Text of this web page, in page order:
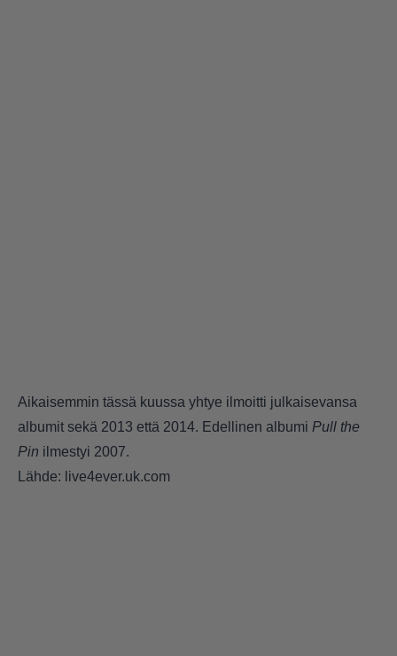
Aikaisemmin tässä kuussa yhtye ilmoitti julkaisevansa
albumit sekä 2013 että 2014. Edellinen albumi Pull the
Pin ilmestyi 2007.
Lähde: live4ever.uk.com